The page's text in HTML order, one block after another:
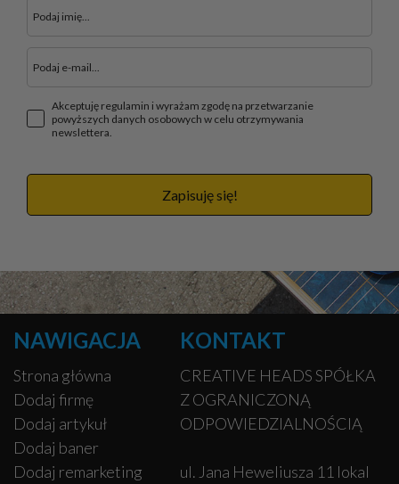
Akceptuję regulamin i wyrażam zgodę na przetwarzanie
powyższych danych osobowych w celu otrzymywania
newslettera.
Zapisuję się!
NAWIGACJA
Strona główna
Dodaj firmę
Dodaj artykuł
Dodaj baner
Dodaj remarketing
KONTAKT
CREATIVE HEADS SPÓŁKA
Z OGRANICZONĄ
ODPOWIEDZIALNOŚCIĄ
ul. Jana Heweliusza 11 lokal